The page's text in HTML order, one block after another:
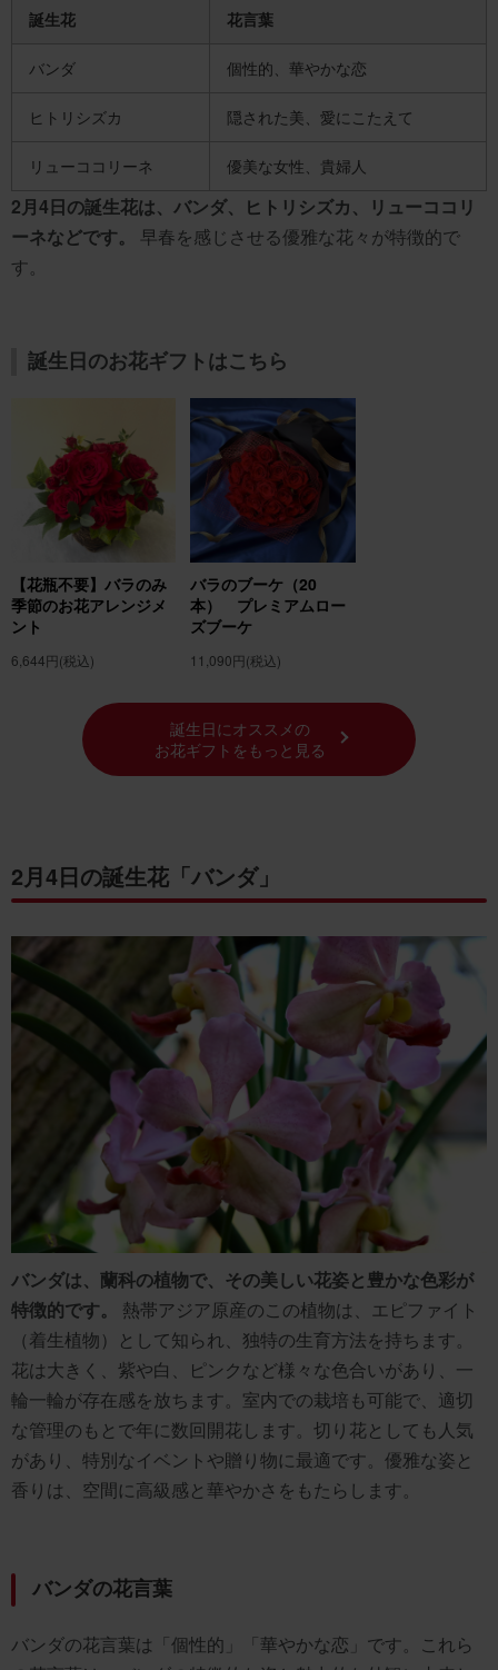
誕生花 花言葉
バンダ 個性的、華やかな恋
ヒトリシズカ 隠された美、愛にこたえて
リューココリーネ 優美な女性、貴婦人
2月4日の誕生花は、バンダ、ヒトリシズカ、リューココリ
ーネなどです。
早春を感じさせる優雅な花々が特徴的で
す。
誕生日のお花ギフトはこちら
【花瓶不要】バラのみ
季節のお花アレンジメ
ント
6,644円(税込)
バラのブーケ（20
本） プレミアムロー
ズブーケ
11,090円(税込)
誕生日にオススメの
お花ギフトをもっと見る
2月4日の誕生花「バンダ」
バンダは、蘭科の植物で、その美しい花姿と豊かな色彩が
特徴的です。
熱帯アジア原産のこの植物は、エピファイト
（着生植物）として知られ、独特の生育方法を持ちます。
花は大きく、紫や白、ピンクなど様々な色合いがあり、一
輪一輪が存在感を放ちます。室内での栽培も可能で、適切
な管理のもとで年に数回開花します。切り花としても人気
があり、特別なイベントや贈り物に最適です。優雅な姿と
香りは、空間に高級感と華やかさをもたらします。
バンダの花言葉
バンダの花言葉は「個性的」「華やかな恋」です。これら